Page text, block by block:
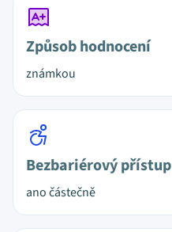
Způsob hodnocení
známkou
Bezbariérový přístup
ano částečně